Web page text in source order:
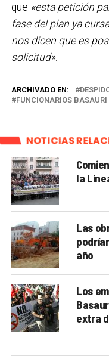
que «esta petición
fase del plan ya
nos dicen que es
solicitud».
ARCHIVADO EN:
FUNCIONARIOS BASAURI
NOTICIAS
la
Las
año
Los
extra